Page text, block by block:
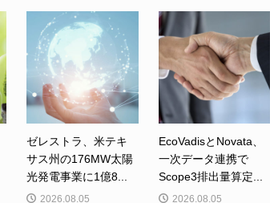
ゼレストラ、米テキ
サス州の176MW太陽
光発電事業に1億8...
2026.08.05
EcoVadisとNovata、
一次データ連携で
Scope3排出量算定...
2026.08.05